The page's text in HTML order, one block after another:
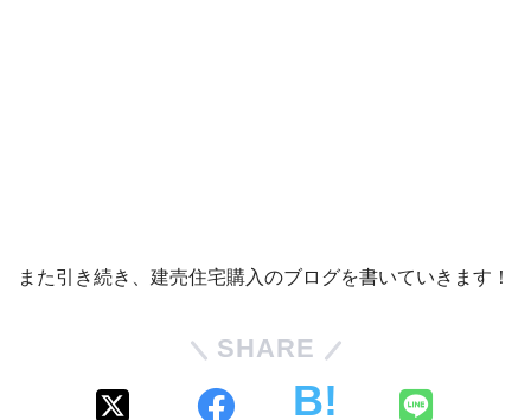
また引き続き、建売住宅購入のブログを書いていきます！
SHARE